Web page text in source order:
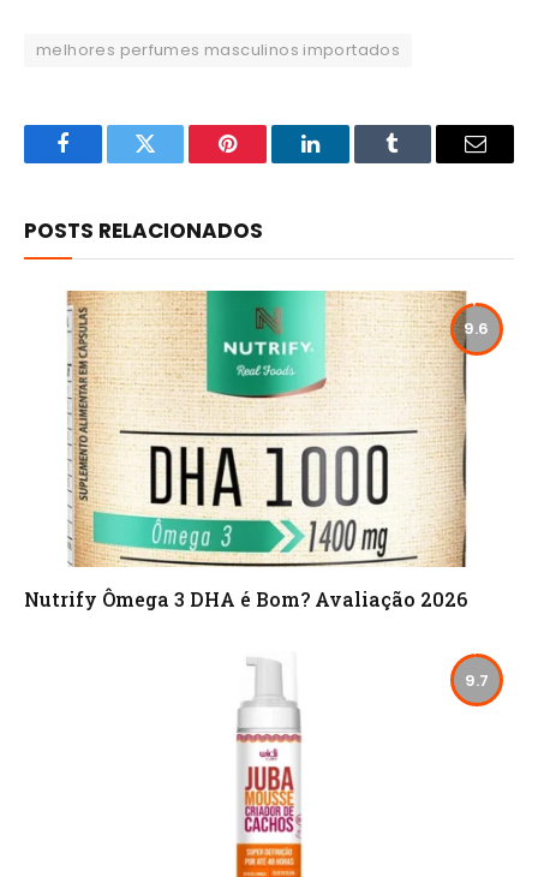
melhores perfumes masculinos importados
FacebookTwitter Pinterest LinkedInTumblr Email
POSTS RELACIONADOS
9.6
Nutrify Ômega 3 DHA é Bom? Avaliação 2026
9.7